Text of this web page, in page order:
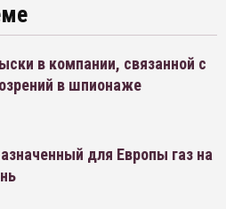
в компании, связанной с
в шпионаже
для Европы газ на